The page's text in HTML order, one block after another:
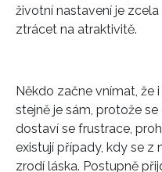
životní nastavení je
ztrácet na atraktivitě.
Někdo začne vnímat, že
stejně je sám, protože
dostaví se frustrace,
existují případy, kdy se
zrodí láska. Postupně